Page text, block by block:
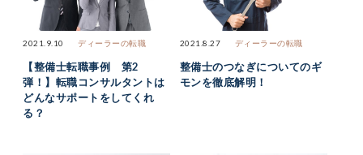
2021.9.10 ディーラーの転職
【整備士転職事例 第2
弾！】転職コンサルタントは
どんなサポートをしてくれ
る？
2021.8.27 ディーラーの転職
整備士のつなぎについてのギ
モンを徹底解明！